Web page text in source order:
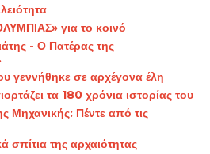
για το κοινό
- Ο Πατέρας της
γεννήθηκε σε αρχέγονα έλη
τα 180 χρόνια ιστορίας του
Μηχανικής: Πέντε από τις
σπίτια της αρχαιότητας